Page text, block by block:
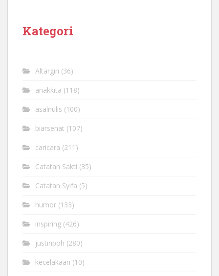
Kategori
Altargiri (36)
anakkita (118)
asalnulis (100)
biarsehat (107)
caricara (211)
Catatan Sakti (35)
Catatan Syifa (5)
humor (133)
inspiring (426)
justinpoh (280)
kecelakaan (10)